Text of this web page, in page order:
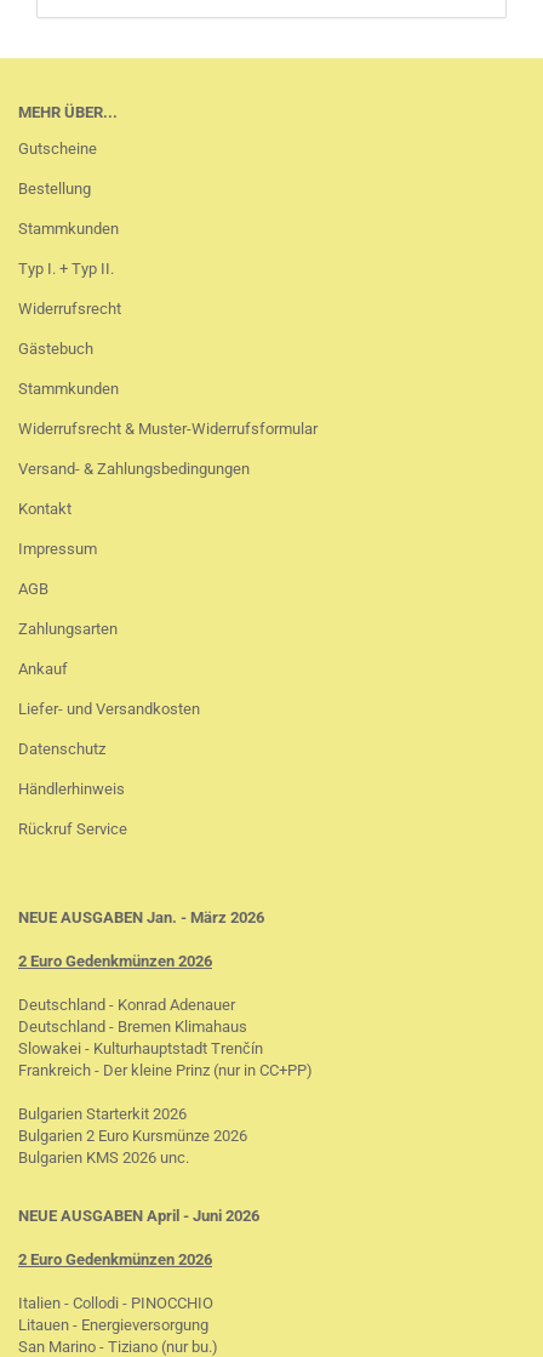
MEHR ÜBER...
Gutscheine
Bestellung
Stammkunden
Typ I. + Typ II.
Widerrufsrecht
Gästebuch
Stammkunden
Widerrufsrecht & Muster-Widerrufsformular
Versand- & Zahlungsbedingungen
Kontakt
Impressum
AGB
Zahlungsarten
Ankauf
Liefer- und Versandkosten
Datenschutz
Händlerhinweis
Rückruf Service
NEUE AUSGABEN Jan. - März 2026
2 Euro Gedenkmünzen 2026
Deutschland - Konrad Adenauer
Deutschland - Bremen Klimahaus
Slowakei - Kulturhauptstadt Trenčín
Frankreich - Der kleine Prinz (nur in CC+PP)
Bulgarien Starterkit 2026
Bulgarien 2 Euro Kursmünze 2026
Bulgarien KMS 2026 unc.
NEUE AUSGABEN April - Juni 2026
2 Euro Gedenkmünzen 2026
Italien - Collodi - PINOCCHIO
Litauen - Energieversorgung
San Marino - Tiziano (nur bu.)